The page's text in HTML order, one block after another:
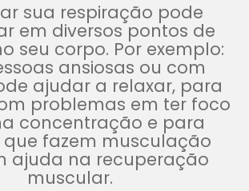
sua respiração pode
em diversos pontos de
seu corpo. Por exemplo:
ansiosas ou com
ajudar a relaxar, para
problemas em ter foco
concentração e para
fazem musculação
ajuda na recuperação
muscular.